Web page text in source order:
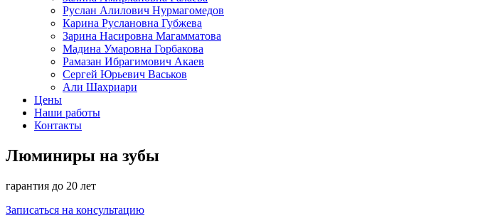
Руслан Алилович Нурмагомедов
Карина Руслановна Губжева
Зарина Насировна Магамматова
Мадина Умаровна Горбакова
Рамазан Ибрагимович Акаев
Сергей Юрьевич Васьков
Али Шахриари
Цены
Наши работы
Контакты
Люминиры на зубы
гарантия до 20 лет
Записаться на консультацию